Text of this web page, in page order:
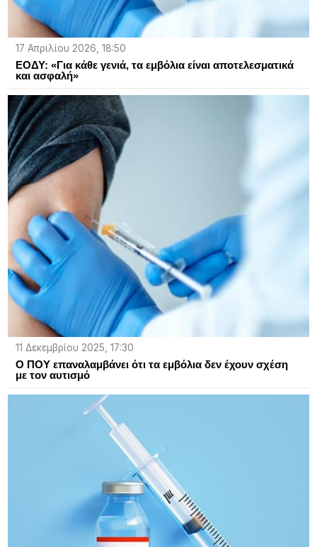
17 Απριλίου 2026, 18:50
ΕΟΔΥ: «Για κάθε γενιά, τα εμβόλια είναι αποτελεσματικά
και ασφαλή»
11 Δεκεμβρίου 2025, 17:30
Ο ΠΟΥ επαναλαμβάνει ότι τα εμβόλια δεν έχουν σχέση
με τον αυτισμό